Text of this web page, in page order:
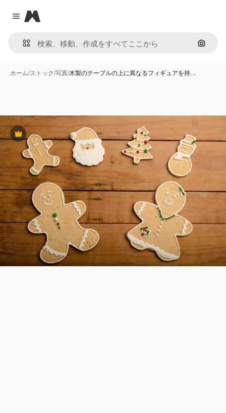
Close menu
Magnific
画像で
ホーム/ストック/写真/木製のテーブルの上に異なるフィギュアを持…
Premium